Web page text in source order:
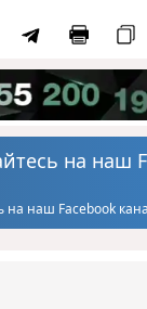
на наш
на наш Facebook